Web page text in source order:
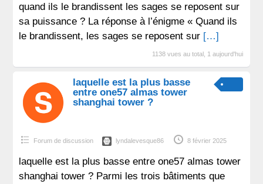
quand ils le brandissent les sages se reposent sur
sa puissance ? La réponse à l’énigme « Quand ils
le brandissent, les sages se reposent sur […]
1138 vues au total, 1 aujourd'hui
laquelle est la plus basse
entre one57 almas tower
shanghai tower ?
Forum de discussion lyndalevesque86 8 février 2025
laquelle est la plus basse entre one57 almas tower
shanghai tower ? Parmi les trois bâtiments que